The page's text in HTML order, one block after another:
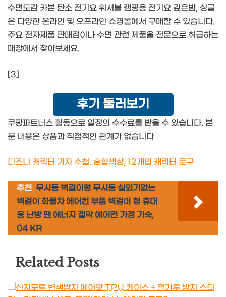
수면도감 카본 탄소 전기요 워셔블 캠핑용 전기요 깊은밤, 싱글
은 다양한 온라인 및 오프라인 쇼핑몰에서 구매할 수 있습니다.
주요 전자제품 판매점이나 수면 관련 제품을 전문으로 취급하는
매장에서 찾아보세요.
[3]
후기 둘러보기
쿠팡파트너스 활동으로 일정의 수수료를 받을 수 있습니다. 본
문 내용은 상품과 직접적인 관계가 없습니다
디즈니 캐릭터 기자 수첩, 혼합색상, 12개입 캐릭터 문구
추천 무시동 벽걸이형 무시동 실외기없는
벽걸이 화물차 에어컨 부품 벽걸이 형 휴대
용 난방 팬 에너지 절약 에어컨 가정 기숙,
04 KR
Related Posts